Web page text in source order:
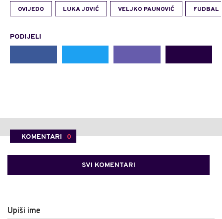
OVIJEDO LUKA JOVIĆ VELJKO PAUNOVIĆ FUDBAL
PODIJELI
KOMENTARI 0
SVI KOMENTARI
Upiši ime